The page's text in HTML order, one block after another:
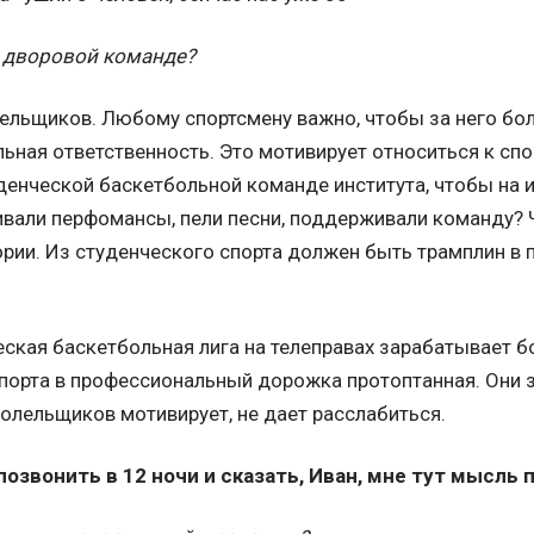
команде?
Любому спортсмену важно, чтобы за него
ответственность. Это мотивирует относиться к
баскетбольной команде института, чтобы на
перфомансы, пели песни, поддерживали команду?
Из студенческого спорта должен быть трамплин
баскетбольная лига на телеправах зарабатывает
в профессиональный дорожка протоптанная. Они
мотивирует, не дает расслабиться.
в 12 ночи и сказать, Иван, мне тут мысль